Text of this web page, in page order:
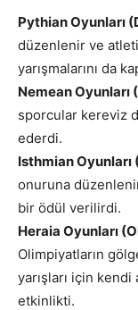
Pythian Oyunları
düzenlenir ve
yarışmalarını da
Nemean Oyunları
sporcular kereviz
ederdi.
Isthmian Oyunları
onuruna
bir ödül verilirdi.
Heraia Oyunları
Olimpiyatların
yarışları için
etkinlikti.